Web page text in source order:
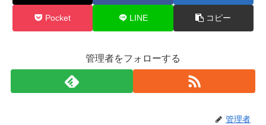
o
o
e
Pocket LINE コピー
管理者をフォローする
管理者